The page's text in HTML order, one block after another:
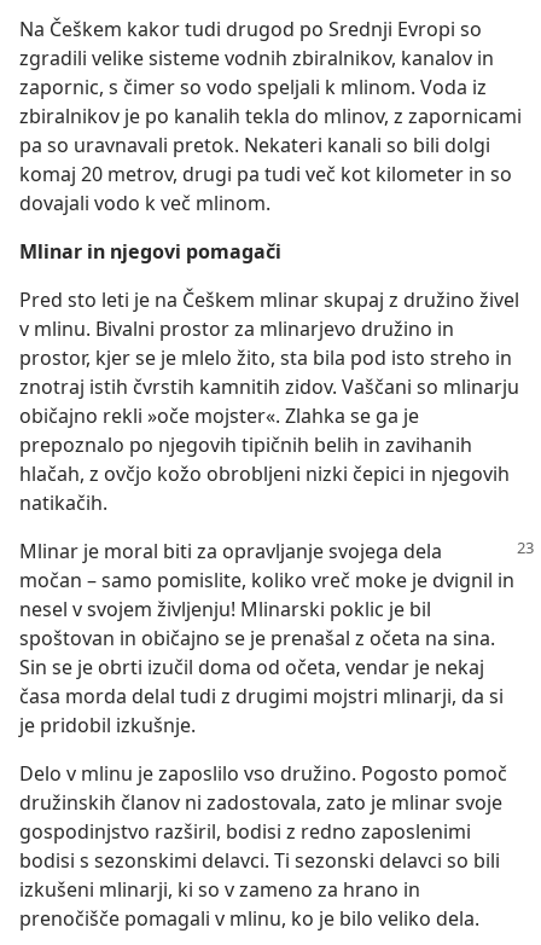
Na Češkem kakor tudi drugod po Srednji Evropi so
zgradili velike sisteme vodnih zbiralnikov, kanalov in
zapornic, s čimer so vodo speljali k mlinom. Voda iz
zbiralnikov je po kanalih tekla do mlinov, z zapornicami
pa so uravnavali pretok. Nekateri kanali so bili dolgi
komaj 20 metrov, drugi pa tudi več kot kilometer in so
dovajali vodo k več mlinom.
Mlinar in njegovi pomagači
Pred sto leti je na Češkem mlinar skupaj z družino živel
v mlinu. Bivalni prostor za mlinarjevo družino in
prostor, kjer se je mlelo žito, sta bila pod isto streho in
znotraj istih čvrstih kamnitih zidov. Vaščani so mlinarju
običajno rekli »oče mojster«. Zlahka se ga je
prepoznalo po njegovih tipičnih belih in zavihanih
hlačah, z ovčjo kožo obrobljeni nizki čepici in njegovih
natikačih.
Mlinar je moral biti za opravljanje svojega dela
močan – samo pomislite, koliko vreč moke je dvignil in
nesel v svojem življenju! Mlinarski poklic je bil
spoštovan in običajno se je prenašal z očeta na sina.
Sin se je obrti izučil doma od očeta, vendar je nekaj
časa morda delal tudi z drugimi mojstri mlinarji, da si
je pridobil izkušnje.
Delo v mlinu je zaposlilo vso družino. Pogosto pomoč
družinskih članov ni zadostovala, zato je mlinar svoje
gospodinjstvo razširil, bodisi z redno zaposlenimi
bodisi s sezonskimi delavci. Ti sezonski delavci so bili
izkušeni mlinarji, ki so v zameno za hrano in
prenočišče pomagali v mlinu, ko je bilo veliko dela.